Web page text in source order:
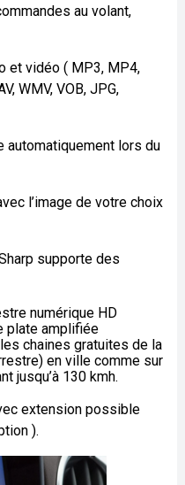
au volant,
et vidéo ( MP3, MP4,
WMV, VOB, JPG,
automatiquement lors du
l’image de votre choix
supporte des
numérique HD
plate amplifiée
chaines gratuites de la
en ville comme sur
jusqu’à 130 kmh.
extension possible
).